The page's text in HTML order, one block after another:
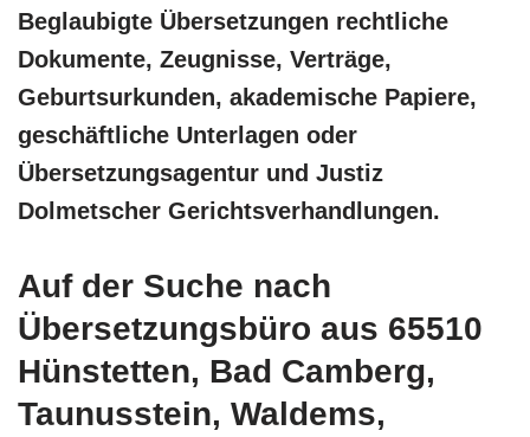
Beglaubigte Übersetzungen rechtliche
Dokumente, Zeugnisse, Verträge,
Geburtsurkunden, akademische Papiere,
geschäftliche Unterlagen oder
Übersetzungsagentur und Justiz
Dolmetscher Gerichtsverhandlungen.
Auf der Suche nach
Übersetzungsbüro aus 65510
Hünstetten, Bad Camberg,
Taunusstein, Waldems,